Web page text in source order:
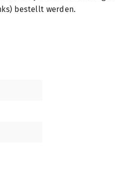
bestellt werden.